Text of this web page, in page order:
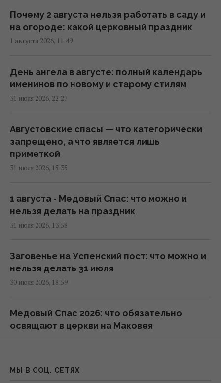
10:38 среда, 05 августа 2026
По Украине прокатится волна непогоды:
граде и шквалах
09:39 среда, 05 августа 2026
опасность: что происходит (инфографика)
08:54 среда, 05 августа 2026
5 августа киевлян ждет один из самых
08:01 среда, 05 августа 2026
Солнце успокоилось, но не полностью: что
(график)
07:10 среда, 05 августа 2026
пику (карта)
06:30 среда, 05 августа 2026
некоторые города уже активно готовятся к
Почему 2 августа нельзя работать в саду и
на огороде: какой церковный праздник
1 августа 2026, 11:49
День ангела в августе: полный календарь
именинов по новому и старому стилям
31 июля 2026, 22:27
Августовские спасы — что категорически
запрещено, а что является лишь
приметкой
31 июля 2026, 15:35
1 августа - Медовый Спас: что можно и
нельзя делать на праздник
31 июля 2026, 13:58
Заговенье на Успенский пост: что можно и
нельзя делать 31 июля
30 июля 2026, 18:59
Медовый Спас 2026: что обязательно
освящают в церкви на Маковея
Почему 30 июля не рекомендуется
МЫ В СОЦ. СЕТЯХ